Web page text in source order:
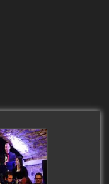
2019